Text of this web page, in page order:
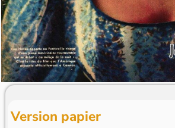
Version papier